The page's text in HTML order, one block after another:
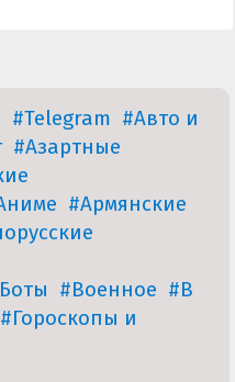
#Telegram #Авто и
#Азартные
#Армянские
#Военное #В
#Гороскопы и